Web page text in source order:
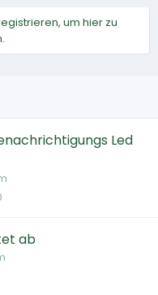
um hier zu
Led
ab